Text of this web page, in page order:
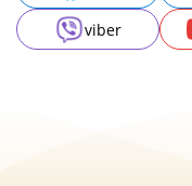
viber